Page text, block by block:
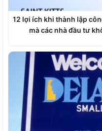
12 lợi ích khi thành lập
mà các nhà đầu tư